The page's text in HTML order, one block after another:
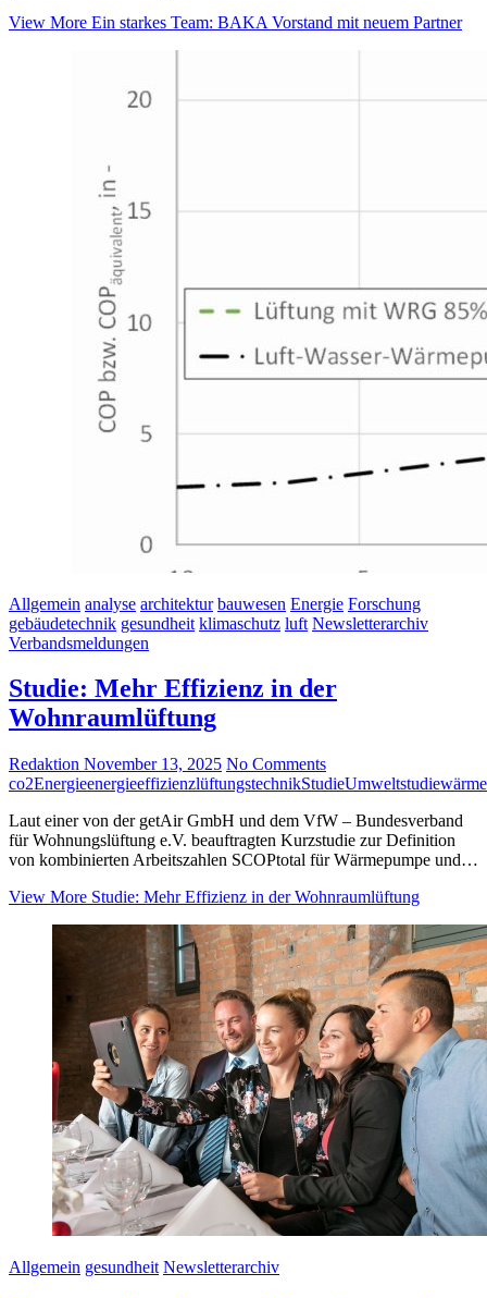
View More Ein starkes Team: BAKA Vorstand mit neuem Partner
Allgemein analyse architektur bauwesen Energie Forschung
gebäudetechnik gesundheit klimaschutz luft Newsletterarchiv
Verbandsmeldungen
Studie: Mehr Effizienz in der
Wohnraumlüftung
Redaktion November 13, 2025 No Comments
co2EnergieenergieeffizienzlüftungstechnikStudieUmweltstudie
Laut einer von der getAir GmbH und dem VfW – Bundesverband
für Wohnungslüftung e.V. beauftragten Kurzstudie zur Definition
von kombinierten Arbeitszahlen SCOPtotal für Wärmepumpe und…
View More Studie: Mehr Effizienz in der Wohnraumlüftung
Allgemein gesundheit Newsletterarchiv